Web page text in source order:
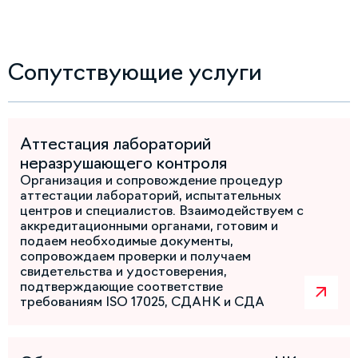
Сопутствующие услуги
Аттестация лабораторий
неразрушающего контроля
Организация и сопровождение процедур
аттестации лабораторий, испытательных
центров и специалистов. Взаимодействуем с
аккредитационными органами, готовим и
подаем необходимые документы,
сопровождаем проверки и получаем
свидетельства и удостоверения,
подтверждающие соответствие
требованиям ISO 17025, СДАНК и СДА